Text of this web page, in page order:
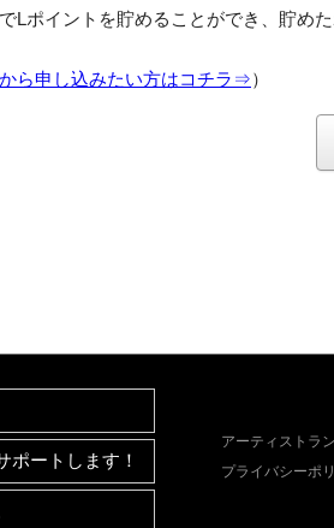
Lポイントを貯めることができ、貯め
ら申し込みたい方はコチラ⇒）
ポートします！
アーティストラ
プライバシーポ